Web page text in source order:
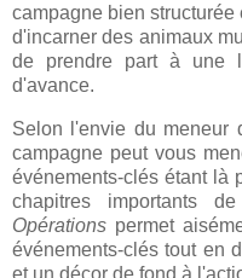
campagne bien
d'incarner des animaux
de prendre part à une
d'avance.
Selon l'envie du meneur
campagne peut vous
événements-clés étant là
chapitres importants
Opérations permet
événements-clés tout en
et un décor de fond à